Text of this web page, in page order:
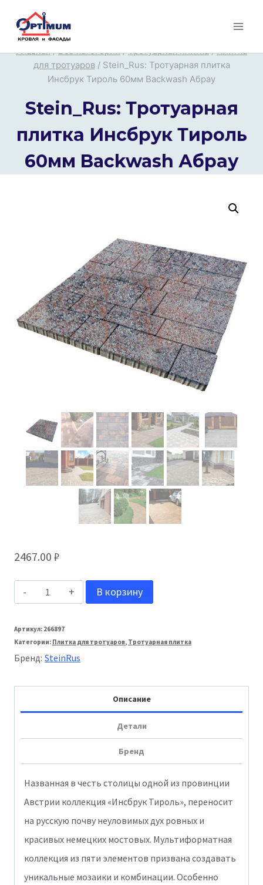
Перейти
Главная / Все категории / Тротуарная плитка / Плитка
для тротуаров / Stein_Rus: Тротуарная плитка
Инсбрук Тироль 60мм Backwash Абрау
Stein_Rus: Тротуарная
плитка Инсбрук Тироль
60мм Backwash Абрау
2467.00 ₽
Количество
Stein_Rus:
Тротуарная
плитка
Инсбрук
Backwash
В корзину
Артикул: 266897
Категории: Плитка для тротуаров, Тротуарная плитка
Бренд: SteinRus
Описание
Детали
Бренд
Названная в честь столицы одной из провинции
Австрии коллекция «Инсбрук Тироль», переносит
на русскую почву неуловимых дух ровных и
красивых немецких мостовых. Мультиформатная
коллекция из пяти элементов призвана создавать
уникальные мозаики и комбинации. Особенно